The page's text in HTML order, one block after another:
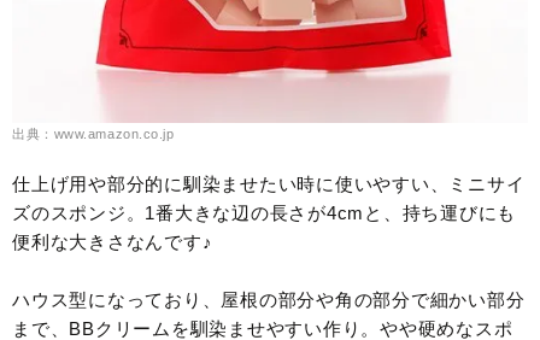
出典：www.amazon.co.jp
仕上げ用や部分的に馴染ませたい時に使いやすい、ミニサイ
ズのスポンジ。1番大きな辺の長さが4cmと、持ち運びにも
便利な大きさなんです♪
ハウス型になっており、屋根の部分や角の部分で細かい部分
まで、BBクリームを馴染ませやすい作り。やや硬めなスポ